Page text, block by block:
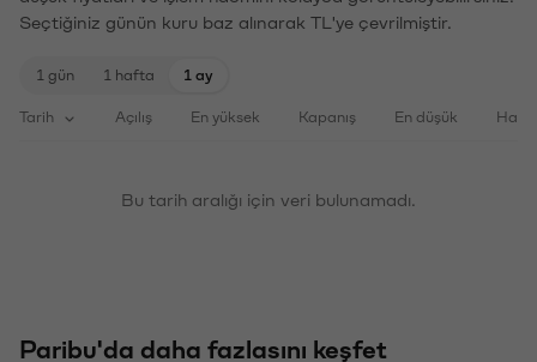
Seçtiğiniz günün kuru baz alınarak TL'ye çevrilmiştir.
1 gün 1 hafta 1 ay
Tarih Açılış En yüksek Kapanış En düşük
Bu tarih aralığı için veri bulunamadı.
Paribu'da daha fazlasını keşfet